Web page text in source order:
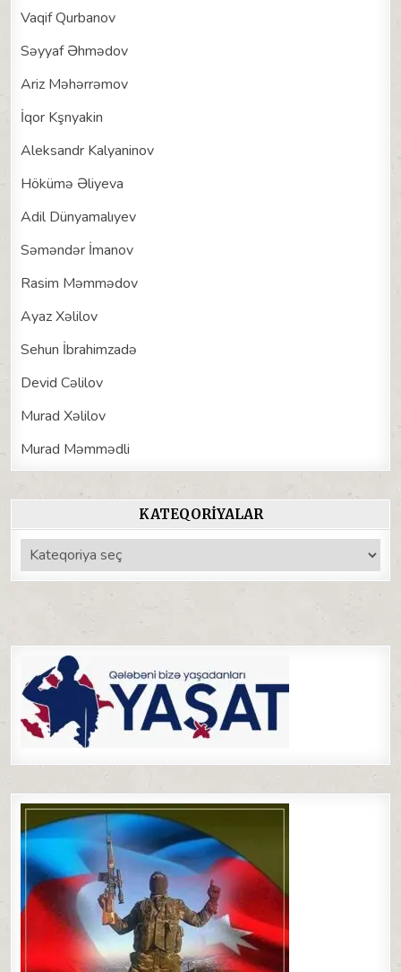
Vaqif Qurbanov
Səyyaf Əhmədov
Ariz Məhərrəmov
İqor Kşnyakin
Aleksandr Kalyaninov
Hökümə Əliyeva
Adil Dünyamalıyev
Səməndər İmanov
Rasim Məmmədov
Ayaz Xəlilov
Sehun İbrahimzadə
Devid Cəlilov
Murad Xəlilov
Murad Məmmədli
KATEQORIYALAR
Kateqoriyalar